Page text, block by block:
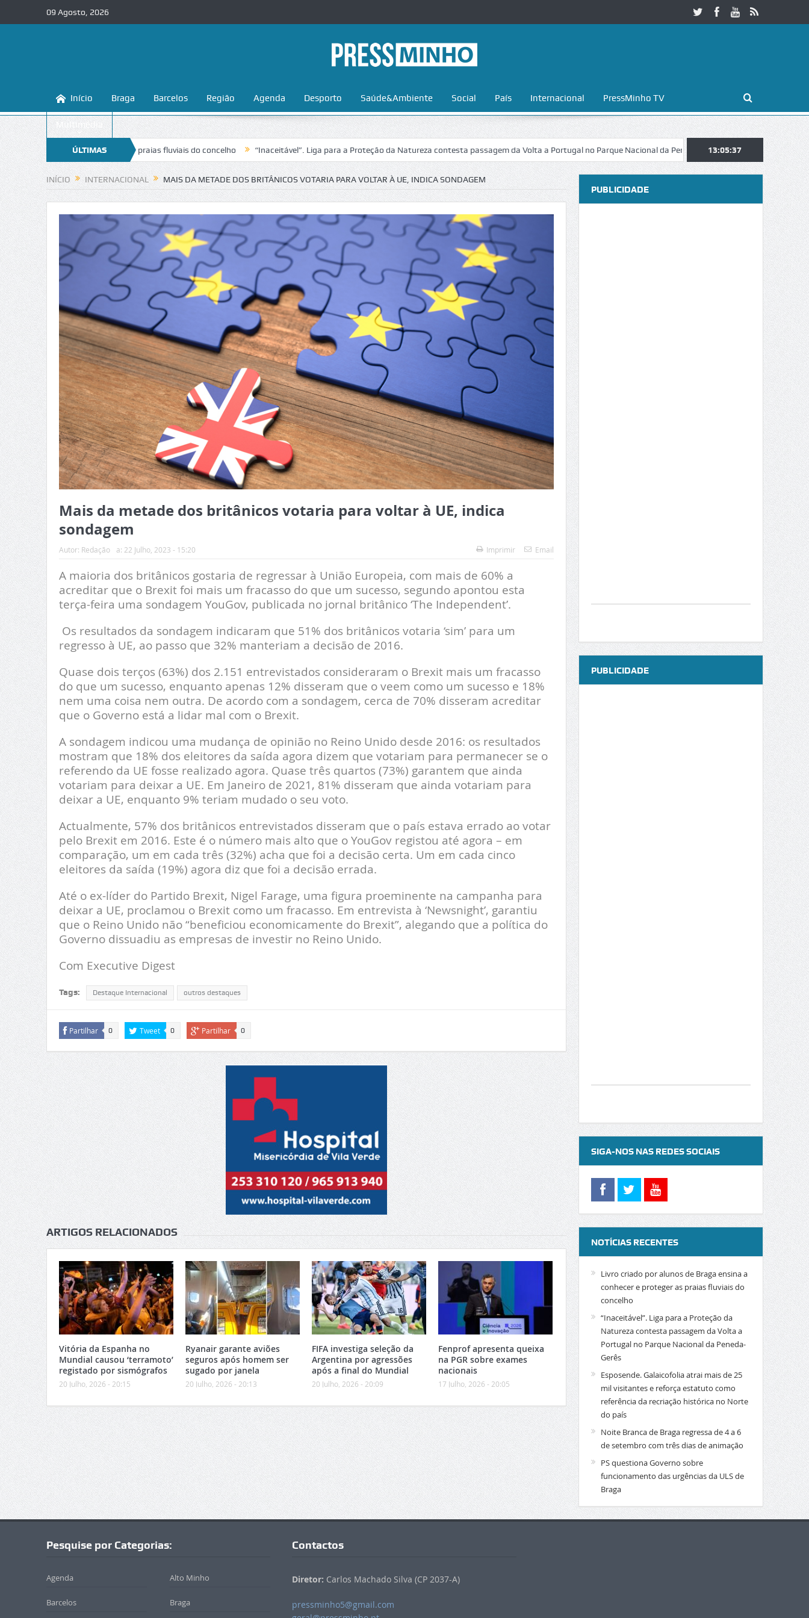
09 Agosto, 2026
Início Braga Barcelos Região Agenda Desporto Saúde&Ambiente Social País Internacional PressMinho TV
Multimédia
ÚLTIMAS
NOTÍCIAS
conhecer e proteger as praias fluviais do concelho “Inaceitável”. Liga para a Proteção da Natureza contesta passagem da Volta a Portugal no Parque Nacional da Peneda-Gerês Esposende. Galaicofolia
13:05:38
INÍCIO INTERNACIONAL MAIS DA METADE DOS BRITÂNICOS VOTARIA PARA VOLTAR À UE, INDICA SONDAGEM
Mais da metade dos britânicos votaria para voltar à UE, indica
sondagem
Autor: Redação a: 22 Julho, 2023 - 15:20 Imprimir Email
A maioria dos britânicos gostaria de regressar à União Europeia, com mais de 60% a
acreditar que o Brexit foi mais um fracasso do que um sucesso, segundo apontou esta
terça-feira uma sondagem YouGov, publicada no jornal britânico ‘The Independent’.
Os resultados da sondagem indicaram que 51% dos britânicos votaria ‘sim’ para um
regresso à UE, ao passo que 32% manteriam a decisão de 2016.
Quase dois terços (63%) dos 2.151 entrevistados consideraram o Brexit mais um fracasso
do que um sucesso, enquanto apenas 12% disseram que o veem como um sucesso e 18%
nem uma coisa nem outra. De acordo com a sondagem, cerca de 70% disseram acreditar
que o Governo está a lidar mal com o Brexit.
A sondagem indicou uma mudança de opinião no Reino Unido desde 2016: os resultados
mostram que 18% dos eleitores da saída agora dizem que votariam para permanecer se o
referendo da UE fosse realizado agora. Quase três quartos (73%) garantem que ainda
votariam para deixar a UE. Em Janeiro de 2021, 81% disseram que ainda votariam para
deixar a UE, enquanto 9% teriam mudado o seu voto.
Actualmente, 57% dos britânicos entrevistados disseram que o país estava errado ao votar
pelo Brexit em 2016. Este é o número mais alto que o YouGov registou até agora – em
comparação, um em cada três (32%) acha que foi a decisão certa. Um em cada cinco
eleitores da saída (19%) agora diz que foi a decisão errada.
Até o ex-líder do Partido Brexit, Nigel Farage, uma figura proeminente na campanha para
deixar a UE, proclamou o Brexit como um fracasso. Em entrevista à ‘Newsnight’, garantiu
que o Reino Unido não “beneficiou economicamente do Brexit”, alegando que a política do
Governo dissuadiu as empresas de investir no Reino Unido.
Com Executive Digest
Tags: Destaque Internacional outros destaques
Partilhar 0 Tweet 0 Partilhar 0
ARTIGOS RELACIONADOS
Vitória da Espanha no
Mundial causou ‘terramoto’
registado por sismógrafos
20 Julho, 2026 - 20:15
Ryanair garante aviões
seguros após homem ser
sugado por janela
20 Julho, 2026 - 20:13
FIFA investiga seleção da
Argentina por agressões
após a final do Mundial
20 Julho, 2026 - 20:09
Fenprof apresenta queixa
na PGR sobre exames
nacionais
17 Julho, 2026 - 20:05
PUBLICIDADE
PUBLICIDADE
SIGA-NOS NAS REDES SOCIAIS
NOTÍCIAS RECENTES
Livro criado por alunos de Braga ensina a
conhecer e proteger as praias fluviais do
concelho
“Inaceitável”. Liga para a Proteção da
Natureza contesta passagem da Volta a
Portugal no Parque Nacional da Peneda-
Gerês
Esposende. Galaicofolia atrai mais de 25
mil visitantes e reforça estatuto como
referência da recriação histórica no Norte
do país
Noite Branca de Braga regressa de 4 a 6
de setembro com três dias de animação
PS questiona Governo sobre
funcionamento das urgências da ULS de
Braga
Pesquise por Categorias:
Agenda Alto Minho
Barcelos Braga
Contactos
Diretor: Carlos Machado Silva (CP 2037-A)
pressminho5@gmail.com